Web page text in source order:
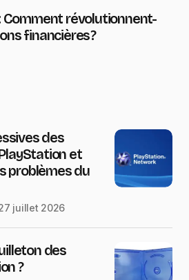
Comment révolutionnent-
financières ?
des
et
problèmes du
juillet 2026
des
?